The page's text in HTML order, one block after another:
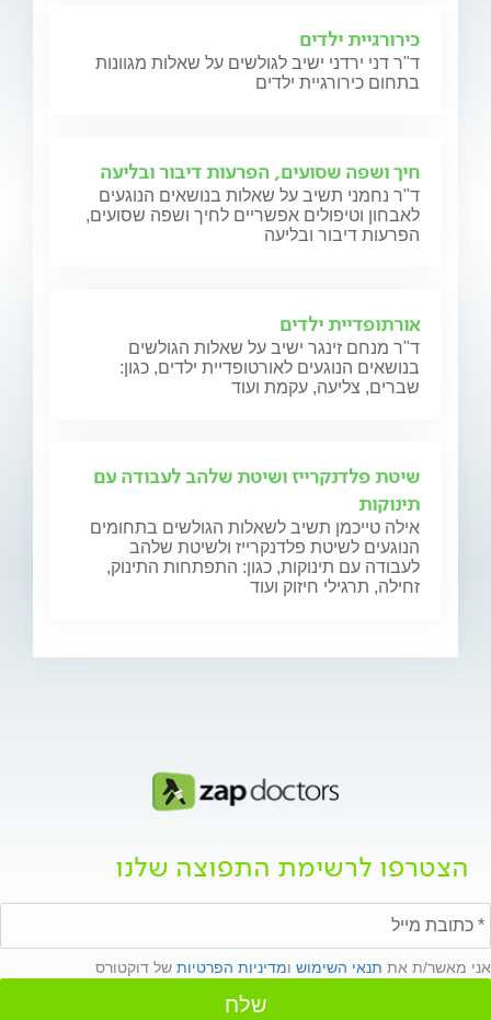
כירורגיית ילדים
ד"ר דני ירדני ישיב לגולשים על שאלות מגוונות
בתחום כירורגיית ילדים
חיך ושפה שסועים, הפרעות דיבור ובליעה
ד"ר נחמני תשיב על שאלות בנושאים הנוגעים
לאבחון וטיפולים אפשריים לחיך ושפה שסועים,
הפרעות דיבור ובליעה
אורתופדיית ילדים
ד"ר מנחם זינגר ישיב על שאלות הגולשים
בנושאים הנוגעים לאורטופדיית ילדים, כגון:
שברים, צליעה, עקמת ועוד
שיטת פלדנקרייז ושיטת שלהב לעבודה עם
תינוקות
אילה טייכמן תשיב לשאלות הגולשים בתחומים
הנוגעים לשיטת פלדנקרייז ולשיטת שלהב
לעבודה עם תינוקות, כגון: התפתחות התינוק,
זחילה, תרגילי חיזוק ועוד
הצטרפו לרשימת התפוצה שלנו
אני מאשר/ת את תנאי השימוש ומדיניות הפרטיות של דוקטורס
שלח